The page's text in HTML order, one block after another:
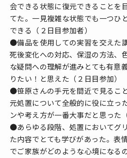
会できる状態に復元できることを
てた。一見複雑な状態でも一つひ
できる（２日目参加者）
●備品を使用しての実習を交えた
死後変化への対応、保湿の方法、
な疑問への理解が進みとても有意
りたい！と思えた（２日目参加）
●笹原さんの手元を間近で見るこ
元処置について全般的に役に立っ
ンや考え方が一番大事だと思った
●あらゆる段階、処置においてグ
た内容でとても学びがあった。表
でご家族がどのような心境になる